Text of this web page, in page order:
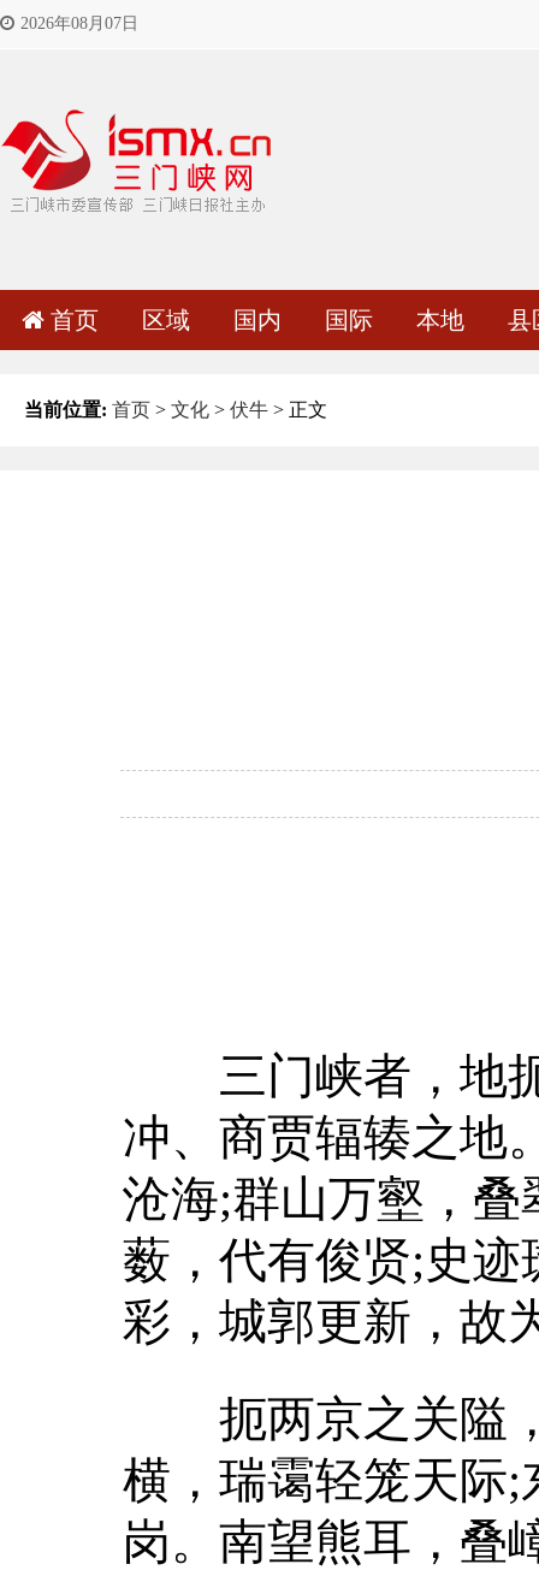
2026年08月07日
首页 区域 国内 国际 本地 县
当前位置: 首页 > 文化 > 伏牛 > 正文
三门峡者，地扼
冲、商贾辐辏之地
沧海;群山万壑，
薮，代有俊贤;史
彩，城郭更新，故
扼两京之关隘，
横，瑞霭轻笼天际
岗。南望熊耳，叠